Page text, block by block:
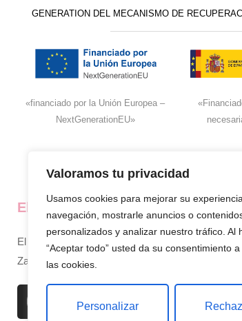
Valoramos tu privacidad
Usamos cookies para mejorar su
navegación, mostrarle anuncios o
personalizados y analizar nuestro tráfico. Al
“Aceptar todo” usted da su consentimiento
las cookies.
Personalizar
GENERATION DEL MECANISMO DE
«financiado por la Unión Europea –
NextGenerationEU»
El super de José
El supermercado de confianza en
Zamora, siempre cerca de ti.
La